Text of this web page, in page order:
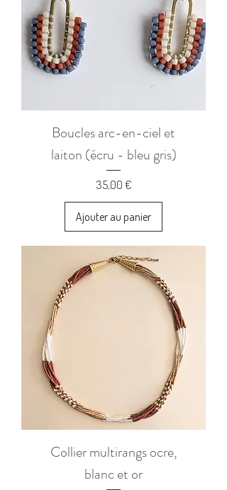
Boucles arc-en-ciel et
laiton (écru - bleu gris)
Prix
35,00 €
Ajouter au panier
Collier multirangs ocre,
blanc et or